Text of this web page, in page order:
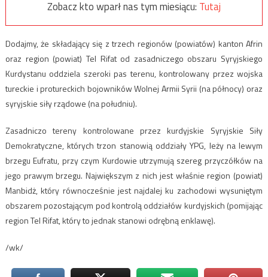
Zobacz kto wparł nas tym miesiącu: Tutaj
Dodajmy, że składający się z trzech regionów (powiatów) kanton Afrin
oraz region (powiat) Tel Rifat od zasadniczego obszaru Syryjskiego
Kurdystanu oddziela szeroki pas terenu, kontrolowany przez wojska
tureckie i protureckich bojowników Wolnej Armii Syrii (na północy) oraz
syryjskie siły rządowe (na południu).
Zasadniczo tereny kontrolowane przez kurdyjskie Syryjskie Siły
Demokratyczne, których trzon stanowią oddziały YPG, leży na lewym
brzegu Eufratu, przy czym Kurdowie utrzymują szereg przyczółków na
jego prawym brzegu. Największym z nich jest właśnie region (powiat)
Manbidż, który równocześnie jest najdalej ku zachodowi wysuniętym
obszarem pozostającym pod kontrolą oddziałów kurdyjskich (pomijając
region Tel Rifat, który to jednak stanowi odrębną enklawę).
/wk/